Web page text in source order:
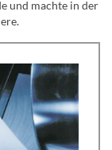
und machte in der